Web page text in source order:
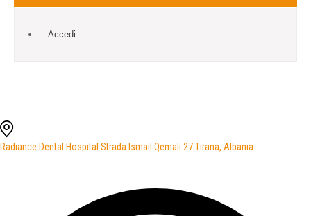
Accedi
Radiance Dental Hospital Strada Ismail Qemali 27 Tirana, Albania